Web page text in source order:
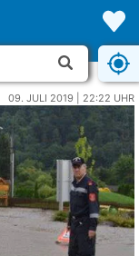
09. JULI 2019 | 22:22 UHR